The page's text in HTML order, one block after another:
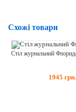
Схожі товари
1945 грн.